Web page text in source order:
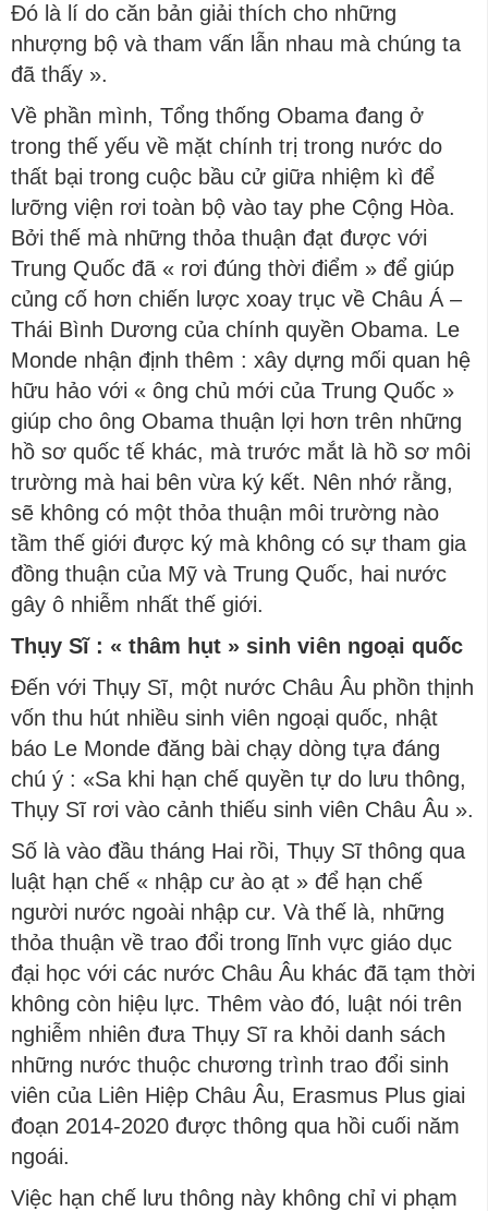
Đó là lí do căn bản giải thích cho những
nhượng bộ và tham vấn lẫn nhau mà chúng ta
đã thấy ».
Về phần mình, Tổng thống Obama đang ở
trong thế yếu về mặt chính trị trong nước do
thất bại trong cuộc bầu cử giữa nhiệm kì để
lưỡng viện rơi toàn bộ vào tay phe Cộng Hòa.
Bởi thế mà những thỏa thuận đạt được với
Trung Quốc đã « rơi đúng thời điểm » để giúp
củng cố hơn chiến lược xoay trục về Châu Á –
Thái Bình Dương của chính quyền Obama. Le
Monde nhận định thêm : xây dựng mối quan hệ
hữu hảo với « ông chủ mới của Trung Quốc »
giúp cho ông Obama thuận lợi hơn trên những
hồ sơ quốc tế khác, mà trước mắt là hồ sơ môi
trường mà hai bên vừa ký kết. Nên nhớ rằng,
sẽ không có một thỏa thuận môi trường nào
tầm thế giới được ký mà không có sự tham gia
đồng thuận của Mỹ và Trung Quốc, hai nước
gây ô nhiễm nhất thế giới.
Thụy Sĩ : « thâm hụt » sinh viên ngoại quốc
Đến với Thụy Sĩ, một nước Châu Âu phồn thịnh
vốn thu hút nhiều sinh viên ngoại quốc, nhật
báo Le Monde đăng bài chạy dòng tựa đáng
chú ý : «Sa khi hạn chế quyền tự do lưu thông,
Thụy Sĩ rơi vào cảnh thiếu sinh viên Châu Âu ».
Số là vào đầu tháng Hai rồi, Thụy Sĩ thông qua
luật hạn chế « nhập cư ào ạt » để hạn chế
người nước ngoài nhập cư. Và thế là, những
thỏa thuận về trao đổi trong lĩnh vực giáo dục
đại học với các nước Châu Âu khác đã tạm thời
không còn hiệu lực. Thêm vào đó, luật nói trên
nghiễm nhiên đưa Thụy Sĩ ra khỏi danh sách
những nước thuộc chương trình trao đổi sinh
viên của Liên Hiệp Châu Âu, Erasmus Plus giai
đoạn 2014-2020 được thông qua hồi cuối năm
ngoái.
Việc hạn chế lưu thông này không chỉ vi phạm